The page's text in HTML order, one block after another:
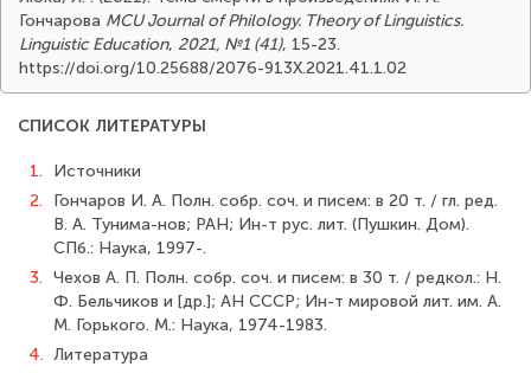
Гончарова MCU Journal of Philology. Theory of Linguistics.
Linguistic Education, 2021, №1 (41), 15-23.
https://doi.org/10.25688/2076-913Х.2021.41.1.02
СПИСОК ЛИТЕРАТУРЫ
1.
Источники
2.
Гончаров И. А. Полн. собр. соч. и писем: в 20 т. / гл. ред.
В. А. Тунима-нов; РАН; Ин-т рус. лит. (Пушкин. Дом).
СПб.: Наука, 1997-.
3. Чехов А. П. Полн. собр. соч. и писем: в 30 т. / редкол.: Н.
Ф. Бельчиков и [др.]; АН СССР; Ин-т мировой лит. им. А.
М. Горького. М.: Наука, 1974-1983.
4. Литература